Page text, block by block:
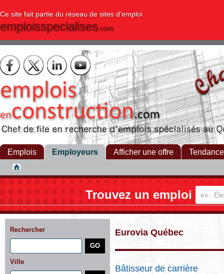
Ce site fait partie du réseau de sites d'emploi
emploisspecialises.com
Emplois Employeurs Afficher une offre
Trouvez un emploi
Rechercher
Ville
Eurovia Québec
Bâtisseur de carrière